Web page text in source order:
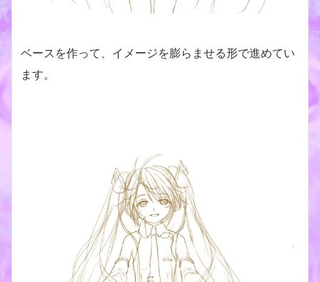
ベースを作って、イメージを膨らませる形で進めてい
ます。